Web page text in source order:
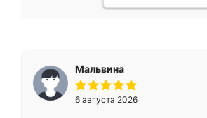
Мальвина
6 августа 2026